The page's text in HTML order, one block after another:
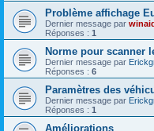
Problème affichage
Dernier message par
Réponses : 1
Norme pour scanner
Dernier message par
Réponses : 6
Paramètres des
Dernier message par
Réponses : 1
Améliorations